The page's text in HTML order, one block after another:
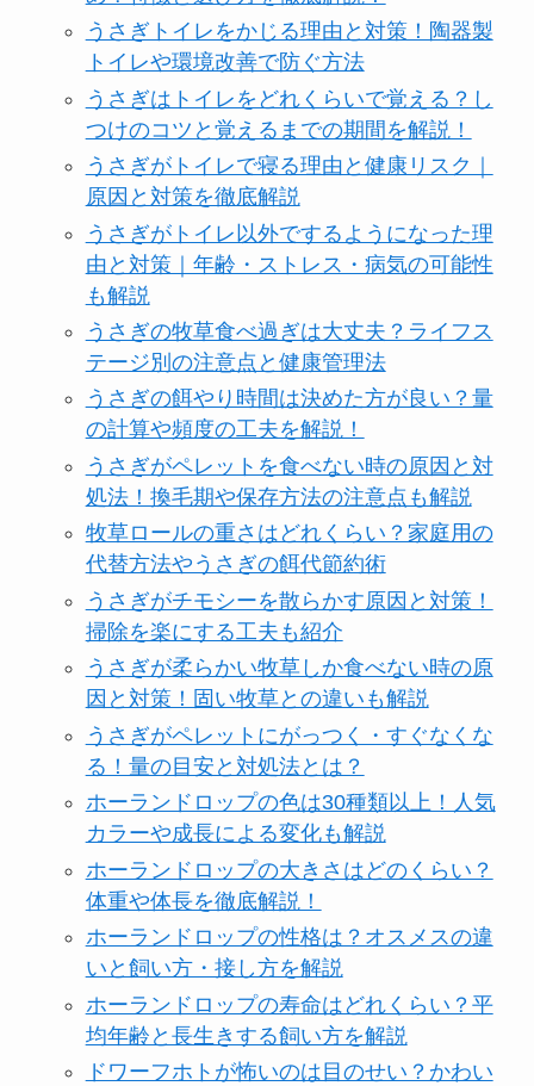
うさぎトイレをかじる理由と対策！陶器製
トイレや環境改善で防ぐ方法
うさぎはトイレをどれくらいで覚える？し
つけのコツと覚えるまでの期間を解説！
うさぎがトイレで寝る理由と健康リスク｜
原因と対策を徹底解説
うさぎがトイレ以外でするようになった理
由と対策｜年齢・ストレス・病気の可能性
も解説
うさぎの牧草食べ過ぎは大丈夫？ライフス
テージ別の注意点と健康管理法
うさぎの餌やり時間は決めた方が良い？量
の計算や頻度の工夫を解説！
うさぎがペレットを食べない時の原因と対
処法！換毛期や保存方法の注意点も解説
牧草ロールの重さはどれくらい？家庭用の
代替方法やうさぎの餌代節約術
うさぎがチモシーを散らかす原因と対策！
掃除を楽にする工夫も紹介
うさぎが柔らかい牧草しか食べない時の原
因と対策！固い牧草との違いも解説
うさぎがペレットにがっつく・すぐなくな
る！量の目安と対処法とは？
ホーランドロップの色は30種類以上！人気
カラーや成長による変化も解説
ホーランドロップの大きさはどのくらい？
体重や体長を徹底解説！
ホーランドロップの性格は？オスメスの違
いと飼い方・接し方を解説
ホーランドロップの寿命はどれくらい？平
均年齢と長生きする飼い方を解説
ドワーフホトが怖いのは目のせい？かわい